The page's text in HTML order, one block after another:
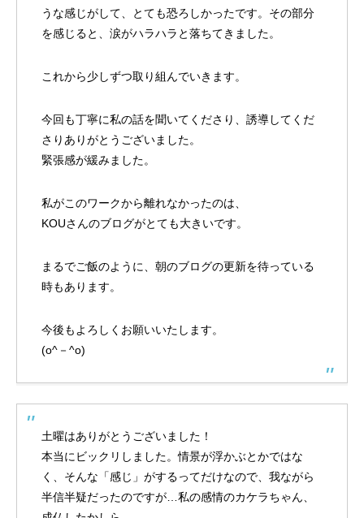
うな感じがして、とても恐ろしかったです。その部分
を感じると、涙がハラハラと落ちてきました。
これから少しずつ取り組んでいきます。
今回も丁寧に私の話を聞いてくださり、誘導してくだ
さりありがとうございました。
緊張感が緩みました。
私がこのワークから離れなかったのは、
KOUさんのブログがとても大きいです。
まるでご飯のように、朝のブログの更新を待っている
時もあります。
今後もよろしくお願いいたします。
(o^－^o)
土曜はありがとうございました！
本当にビックリしました。情景が浮かぶとかではな
く、そんな「感じ」がするってだけなので、我ながら
半信半疑だったのですが…私の感情のカケラちゃん、